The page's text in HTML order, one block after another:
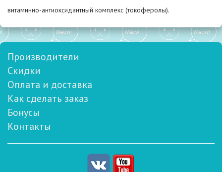
витаминно-антиоксидантный комплекс (токоферолы).
Производители
Скидки
Оплата и доставка
Как сделать заказ
Бонусы
Контакты